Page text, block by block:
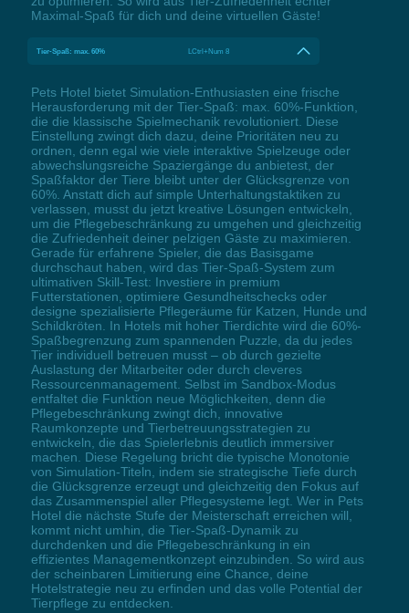
Maximal-Spaß für dich und deine virtuellen Gäste!
Tier-Spaß: max. 60% LCtrl+Num 8
Pets Hotel bietet Simulation-Enthusiasten eine frische
Herausforderung mit der Tier-Spaß: max. 60%-Funktion,
die die klassische Spielmechanik revolutioniert. Diese
Einstellung zwingt dich dazu, deine Prioritäten neu zu
ordnen, denn egal wie viele interaktive Spielzeuge oder
abwechslungsreiche Spaziergänge du anbietest, der
Spaßfaktor der Tiere bleibt unter der Glücksgrenze von
60%. Anstatt dich auf simple Unterhaltungstaktiken zu
verlassen, musst du jetzt kreative Lösungen entwickeln,
um die Pflegebeschränkung zu umgehen und gleichzeitig
die Zufriedenheit deiner pelzigen Gäste zu maximieren.
Gerade für erfahrene Spieler, die das Basisgame
durchschaut haben, wird das Tier-Spaß-System zum
ultimativen Skill-Test: Investiere in premium
Futterstationen, optimiere Gesundheitschecks oder
designe spezialisierte Pflegeräume für Katzen, Hunde und
Schildkröten. In Hotels mit hoher Tierdichte wird die 60%-
Spaßbegrenzung zum spannenden Puzzle, da du jedes
Tier individuell betreuen musst – ob durch gezielte
Auslastung der Mitarbeiter oder durch cleveres
Ressourcenmanagement. Selbst im Sandbox-Modus
entfaltet die Funktion neue Möglichkeiten, denn die
Pflegebeschränkung zwingt dich, innovative
Raumkonzepte und Tierbetreuungsstrategien zu
entwickeln, die das Spielerlebnis deutlich immersiver
machen. Diese Regelung bricht die typische Monotonie
von Simulation-Titeln, indem sie strategische Tiefe durch
die Glücksgrenze erzeugt und gleichzeitig den Fokus auf
das Zusammenspiel aller Pflegesysteme legt. Wer in Pets
Hotel die nächste Stufe der Meisterschaft erreichen will,
kommt nicht umhin, die Tier-Spaß-Dynamik zu
durchdenken und die Pflegebeschränkung in ein
effizientes Managementkonzept einzubinden. So wird aus
der scheinbaren Limitierung eine Chance, deine
Hotelstrategie neu zu erfinden und das volle Potential der
Tierpflege zu entdecken.